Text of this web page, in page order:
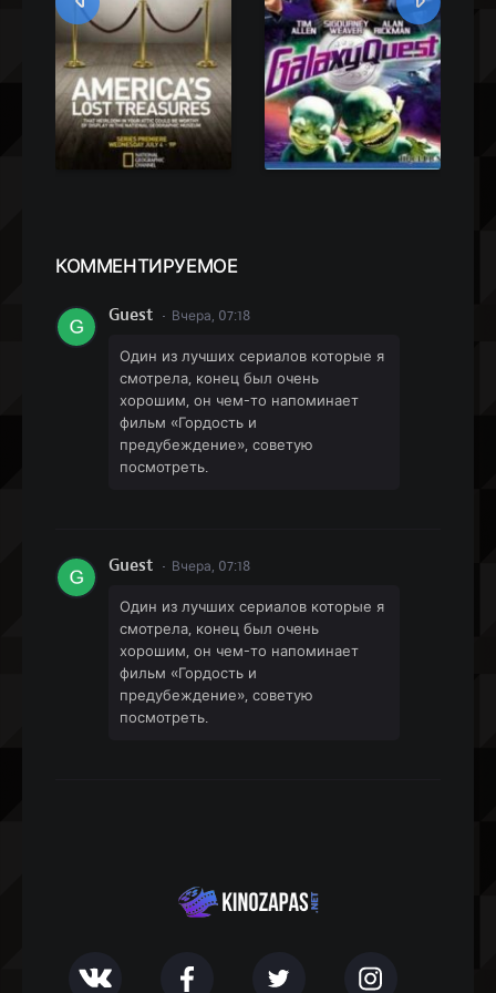
КОММЕНТИРУЕМОЕ
Guest Вчера, 07:18
Один из лучших сериалов которые я
смотрела, конец был очень
хорошим, он чем-то напоминает
фильм «Гордость и
предубеждение», советую
посмотреть.
Guest Вчера, 07:18
Один из лучших сериалов которые я
смотрела, конец был очень
хорошим, он чем-то напоминает
фильм «Гордость и
предубеждение», советую
посмотреть.